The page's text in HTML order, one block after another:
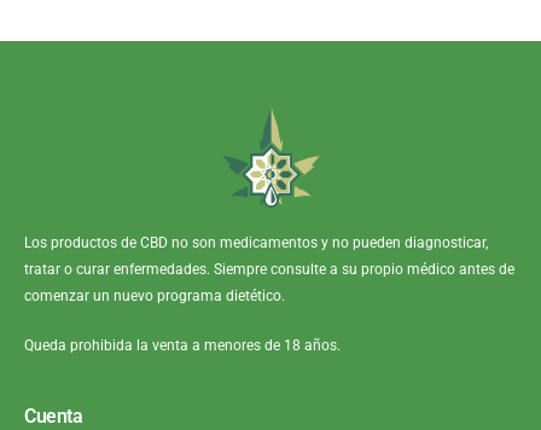
Los productos de CBD no son medicamentos y no pueden diagnosticar,
tratar o curar enfermedades. Siempre consulte a su propio médico antes de
comenzar un nuevo programa dietético.
Queda prohibida la venta a menores de 18 años.
Cuenta